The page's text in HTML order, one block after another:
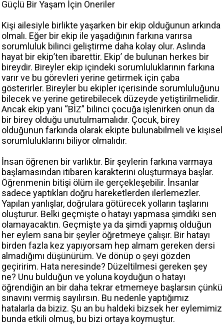
Güçlü Bir Yaşam İçin Öneriler
Kişi ailesiyle birlikte yaşarken bir ekip olduğunun arkında
olmalı. Eğer bir ekip ile yaşadığının farkına varırsa
sorumluluk bilinci geliştirme daha kolay olur. Aslında
hayat bir ekip’ten ibarettir. Ekip’ de bulunan herkes bir
bireydir. Bireyler ekip içindeki sorumluluklarının farkına
varır ve bu görevleri yerine getirmek için çaba
gösterirler. Bireyler bu ekipler içerisinde sorumluluğunu
bilecek ve yerine getirebilecek düzeyde yetiştirilmelidir.
Ancak ekip yani “BİZ” bilinci çocuğa işlenirken onun da
bir birey olduğu unutulmamalıdır. Çocuk, birey
olduğunun farkında olarak ekipte bulunabilmeli ve kişisel
sorumluluklarını biliyor olmalıdır.
İnsan öğrenen bir varlıktır. Bir şeylerin farkına varmaya
başlamasından itibaren karakterini oluşturmaya başlar.
Öğrenmenin bitişi ölüm ile gerçekleşebilir. İnsanlar
sadece yaptıkları doğru hareketlerden ilerlemezler.
Yapılan yanlışlar, doğrulara götürecek yolların taşlarını
oluşturur. Belki geçmişte o hatayı yapmasa şimdiki sen
olamayacaktın. Geçmişte ya da şimdi yapmış olduğun
her eylem sana bir şeyler öğretmeye çalışır. Bir hatayı
birden fazla kez yapıyorsam hep almam gereken dersi
almadığımı düşünürüm. Ve dönüp o şeyi gözden
geçiririm. Hata neresinde? Düzeltilmesi gereken şey
ne? Unu bulduğun ve yoluna koyduğun o hatayı
öğrendiğin an bir daha tekrar etmemeye başlarsın çünkü
sınavını vermiş sayılırsın. Bu nedenle yaptığımız
hatalarla da biziz. Şu an bu haldeki bizsek her eylemimiz
bunda etkili olmuş, bu bizi ortaya koymuştur.